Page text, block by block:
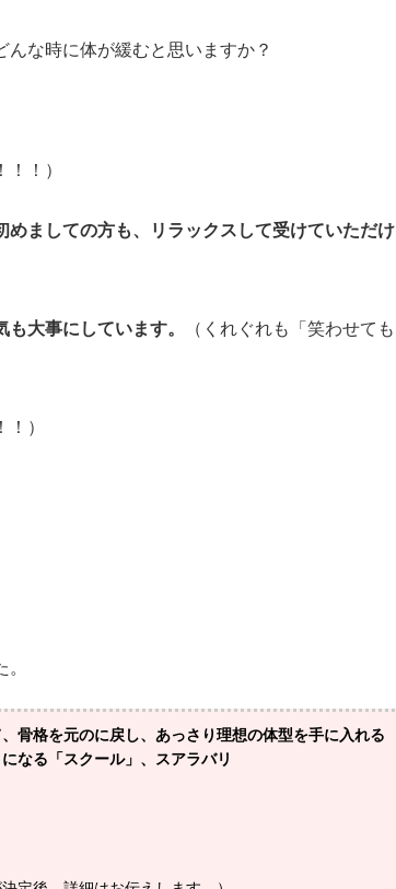
な時に体が緩むと思いますか？
！）
めましての方も、リラックスして受けていただけ
大事にしています。 （くれぐれも「笑わせても
！）
骨格を元のに戻し、あっさり理想の体型を手に入れる
なる「スクール」、スアラバリ